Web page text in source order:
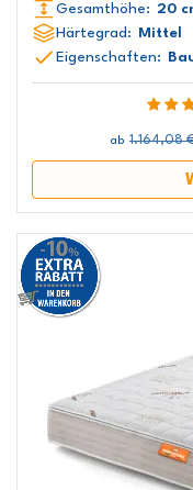
Gesamthöhe: 20
Härtegrad: Mittel
Eigenschaften:
ab 1.164,08